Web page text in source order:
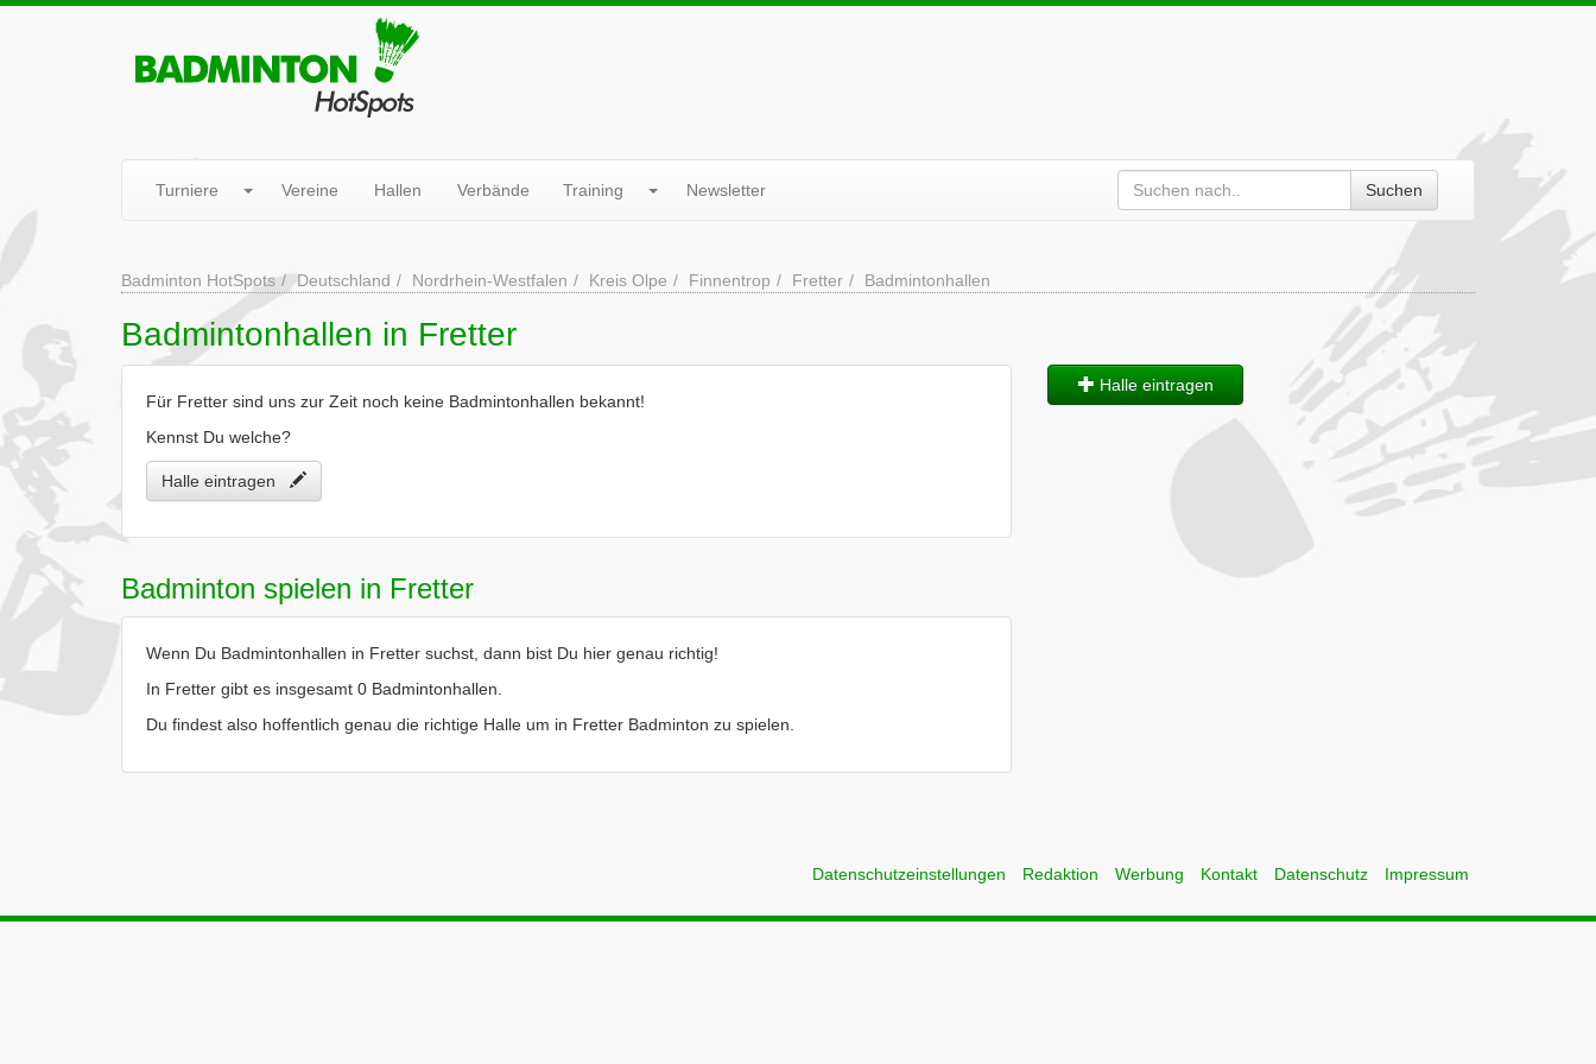
Turniere Vereine Hallen Verbände Training Newsletter Suchen
Badminton HotSpots Deutschland Nordrhein-Westfalen Kreis Olpe Finnentrop Fretter Badmintonhallen
Badmintonhallen in Fretter
Für Fretter sind uns zur Zeit noch keine Badmintonhallen bekannt!
Kennst Du welche?
Halle eintragen
Badminton spielen in Fretter
Wenn Du Badmintonhallen in Fretter suchst, dann bist Du hier genau richtig!
In Fretter gibt es insgesamt 0 Badmintonhallen.
Du findest also hoffentlich genau die richtige Halle um in Fretter Badminton zu spielen.
Halle eintragen
Datenschutzeinstellungen Redaktion Werbung Kontakt Datenschutz Impressum